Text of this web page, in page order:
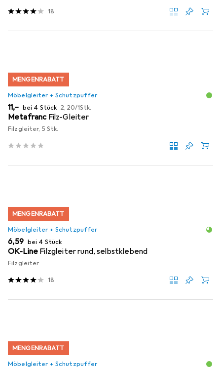
18
MENGENRABATT
Möbelgleiter + Schutzpuffer
EUR
11,– bei 4 Stück EUR
2,20/1Stk.
Metafranc Filz-Gleiter
Filzgleiter, 5 Stk.
MENGENRABATT
Möbelgleiter + Schutzpuffer
EUR
6,59 bei 4 Stück
OK-Line Filzgleiter rund, selbstklebend
Filzgleiter
18
MENGENRABATT
Möbelgleiter + Schutzpuffer